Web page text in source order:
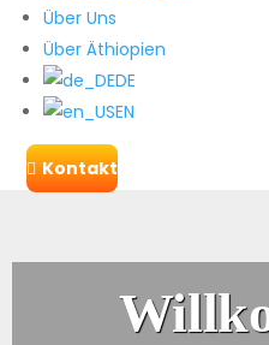
Über Uns
Über Äthiopien
DE
EN
 Kontakt